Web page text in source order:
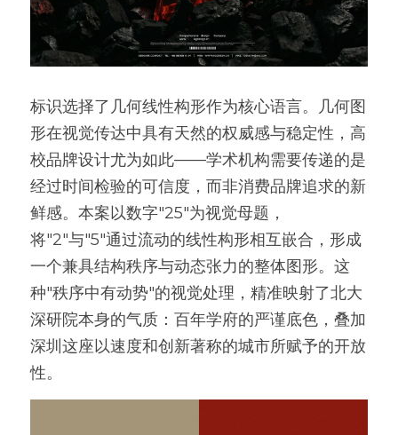
标识选择了几何线性构形作为核心语言。几何图
形在视觉传达中具有天然的权威感与稳定性，高
校品牌设计尤为如此——学术机构需要传递的是
经过时间检验的可信度，而非消费品牌追求的新
鲜感。本案以数字"25"为视觉母题，
将"2"与"5"通过流动的线性构形相互嵌合，形成
一个兼具结构秩序与动态张力的整体图形。这
种"秩序中有动势"的视觉处理，精准映射了北大
深研院本身的气质：百年学府的严谨底色，叠加
深圳这座以速度和创新著称的城市所赋予的开放
性。